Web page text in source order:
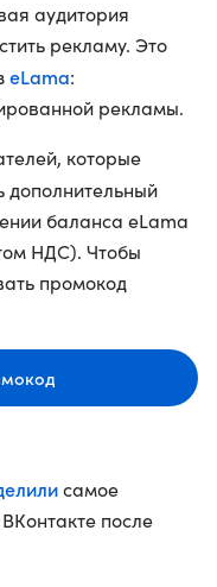
аудитория
рекламу. Это
eLama:
рекламы.
которые
дополнительный
баланса eLama
НДС). Чтобы
промокод
самое
после